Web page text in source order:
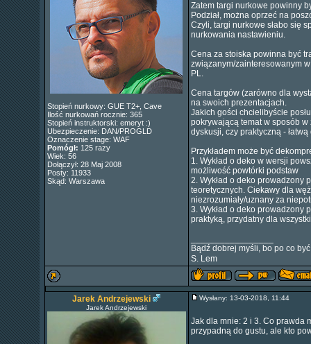
Stopień nurkowy: GUE T2+, Cave
Ilość nurkowań rocznie: 365
Stopień instruktorski: emeryt :)
Ubezpieczenie: DAN/PROGLD
Oznaczenie stage: WAF
Pomógł: 125 razy
Wiek: 56
Dołączył: 28 Maj 2008
Posty: 11933
Skąd: Warszawa
Zatem targi nurkowe powinny
Podział, można oprzeć na
Czyli, targi nurkowe słabo się
nurkowania nastawieniu.
Cena za stoiska powinna być
związanym/zainteresowanym
PL.
Cena targów (zarówno dla
na swoich prezentacjach.
Jakich gości chcielibyście
pokrywającą temat w sposób
dyskusji, czy praktyczną -
Przykładem może być
1. Wykład o deko w wersji
możliwość powtórki podstaw
2. Wykład o deko prowadzony
teoretycznych. Ciekawy dla
niezrozumiały/uznany za
3. Wykład o deko prowadzony
praktyką, przydatny dla
Bądź dobrej myśli, bo po co
S. Lem
Jarek Andrzejewski
Jarek Andrzejewski
Wysłany: 13-03-2018, 11:44
Jak dla mnie: 2 i 3. Co prawda
przypadną do gustu, ale kto